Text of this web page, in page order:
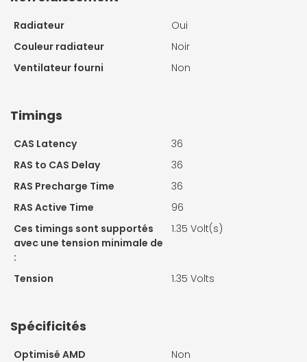
Radiateur
Oui
Couleur radiateur
Noir
Ventilateur fourni
Non
Timings
CAS Latency
36
RAS to CAS Delay
36
RAS Precharge Time
36
RAS Active Time
96
Ces timings sont supportés
avec une tension minimale de
:
1.35 Volt(s)
Tension 1.35 Volts
Spécificités
Optimisé AMD Non